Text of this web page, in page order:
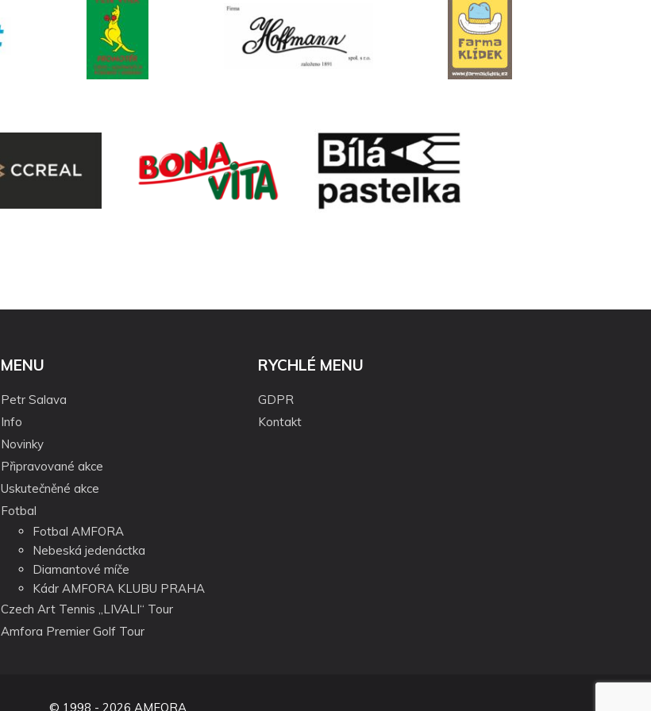
MENU
Petr Salava
Info
Novinky
Připravované akce
Uskutečněné akce
Fotbal
Fotbal AMFORA
Nebeská jedenáctka
Diamantové míče
Kádr AMFORA KLUBU PRAHA
Czech Art Tennis „LIVALI“ Tour
Amfora Premier Golf Tour
RYCHLÉ MENU
GDPR
Kontakt
© 1998 - 2026 AMFORA